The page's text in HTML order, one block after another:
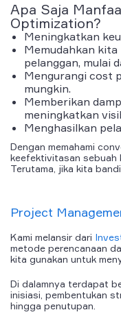
Apa Saja
Optimization?
Meningkatkan
Memudahkan kita
pelanggan, mulai
Mengurangi cost
mungkin.
Memberikan
meningkatkan
Menghasilkan
Dengan memahami
keefektivitasan sebuah
Terutama, jika kita
Project
Kami melansir dari
metode perencanaan
kita gunakan untuk
Di dalamnya terdapat
inisiasi, pembentukan
hingga penutupan.